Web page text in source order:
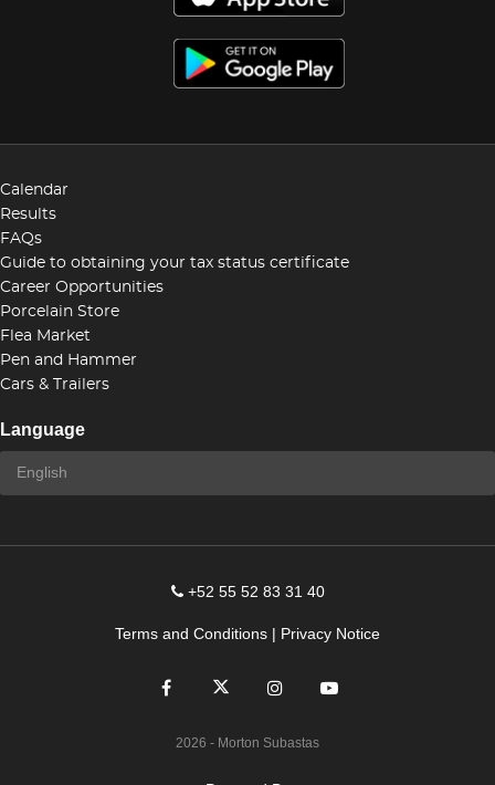
Calendar
Results
FAQs
Guide to obtaining your tax status certificate
Career Opportunities
Porcelain Store
Flea Market
Pen and Hammer
Cars & Trailers
Language
+52 55 52 83 31 40
Terms and Conditions | Privacy Notice
2026 - Morton Subastas